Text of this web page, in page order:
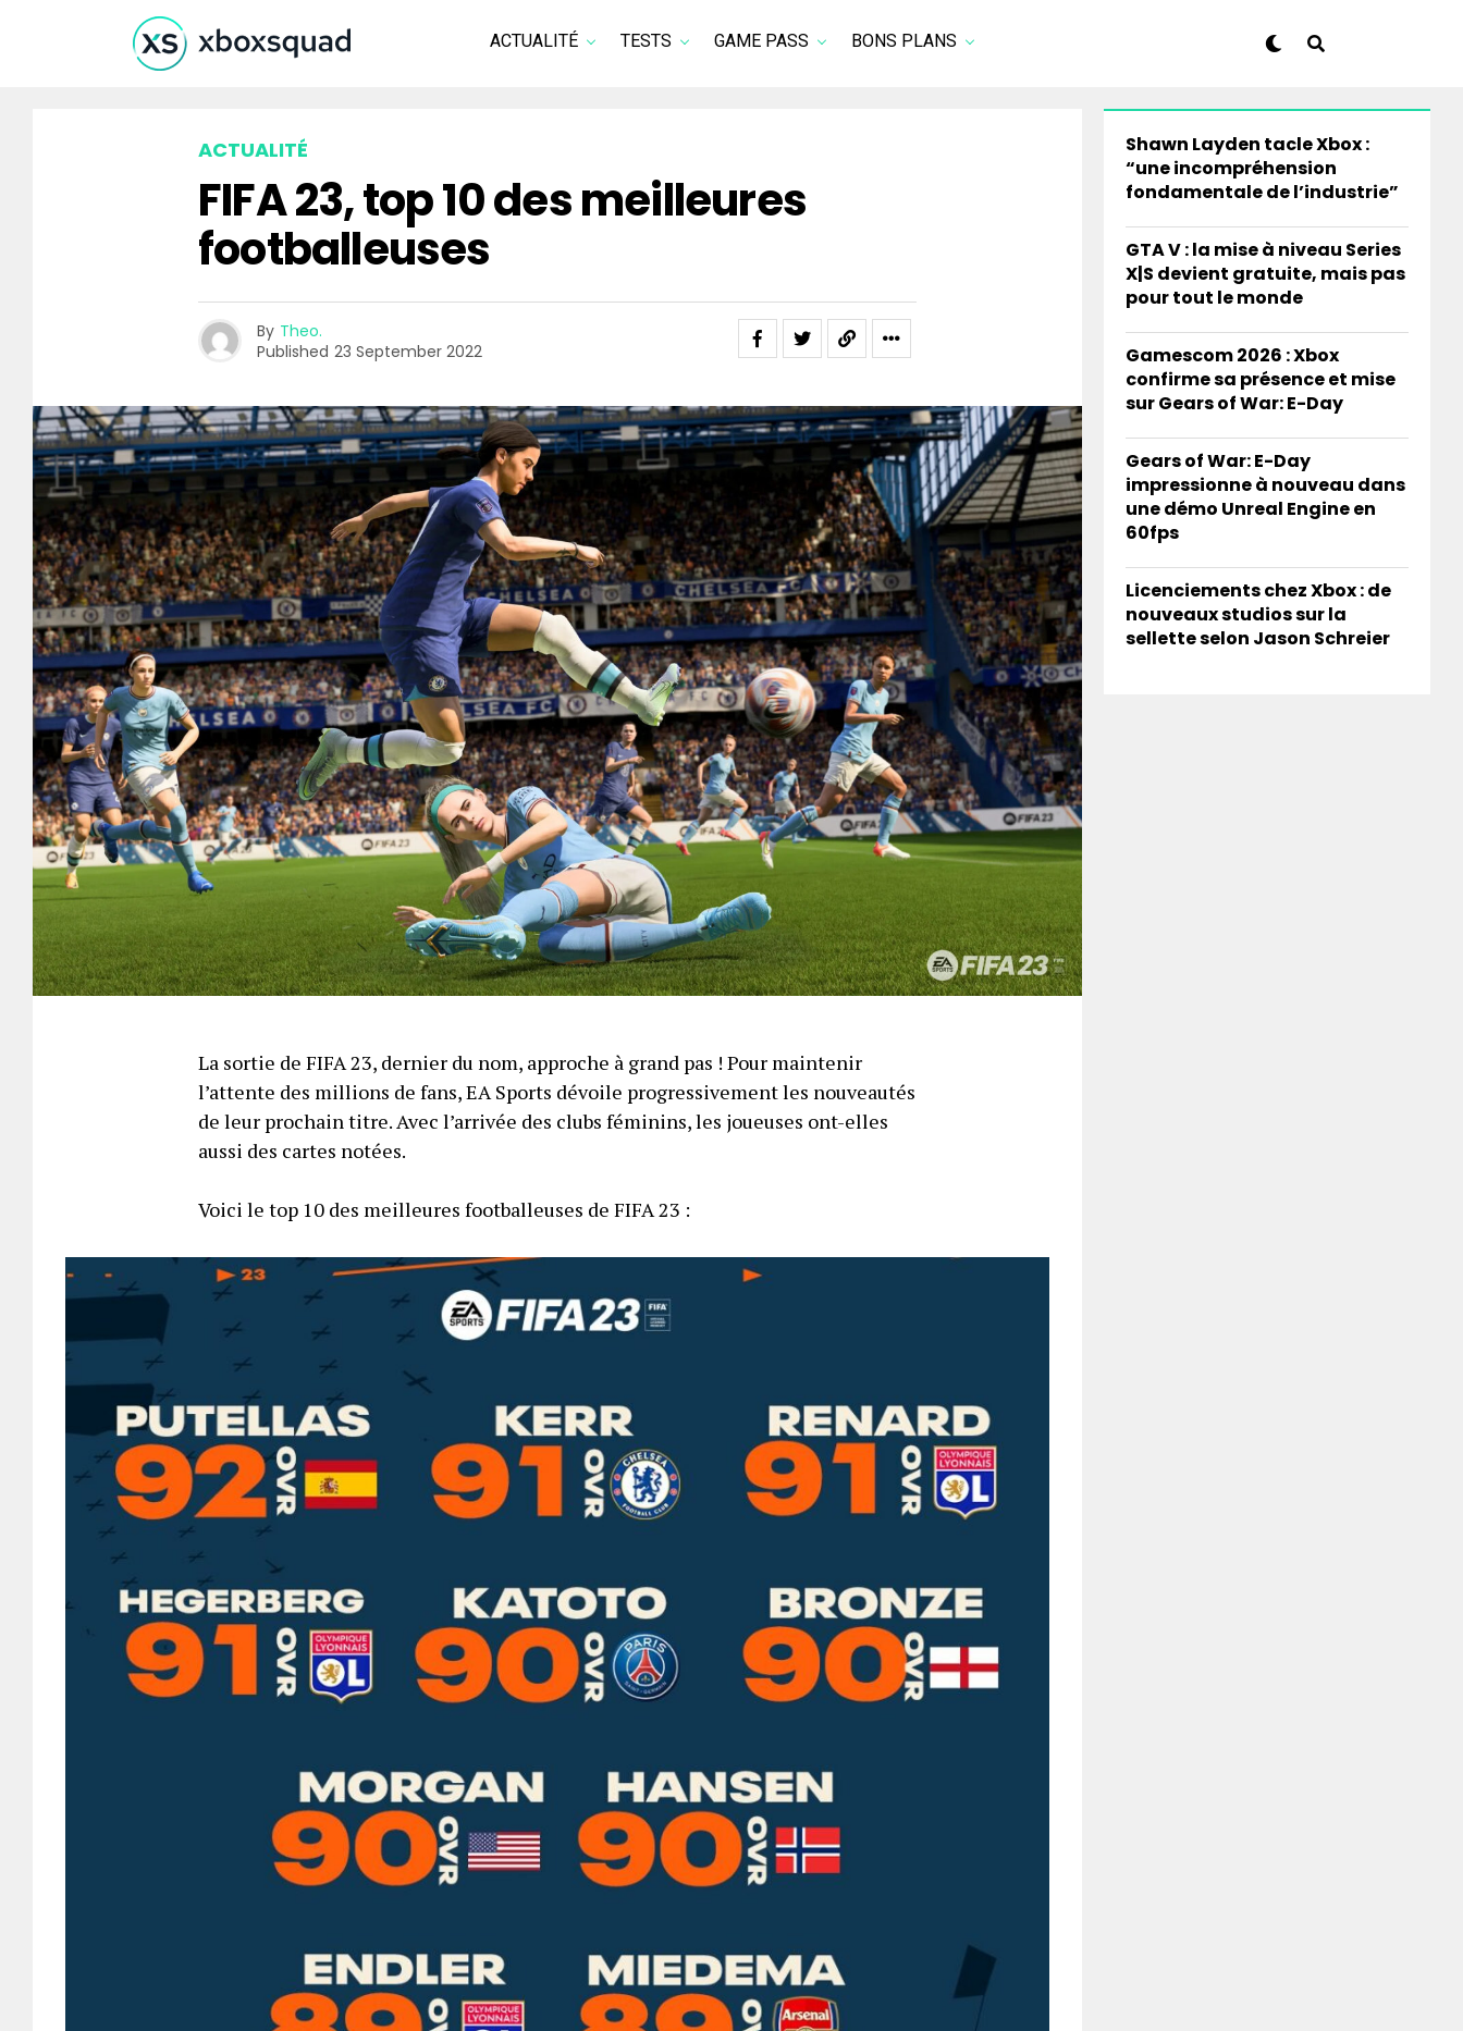
ACTUALITÉ TESTS GAME PASS BONS PLANS
ACTUALITÉ
FIFA 23, top 10 des meilleures
footballeuses
By Theo.
Published 23 September 2022
La sortie de FIFA 23, dernier du nom, approche à grand pas ! Pour maintenir
l’attente des millions de fans, EA Sports dévoile progressivement les nouveautés
de leur prochain titre. Avec l’arrivée des clubs féminins, les joueuses ont-elles
aussi des cartes notées.
Voici le top 10 des meilleures footballeuses de FIFA 23 :
Shawn Layden tacle Xbox :
“une incompréhension
fondamentale de l’industrie”
GTA V : la mise à niveau Series
X|S devient gratuite, mais pas
pour tout le monde
Gamescom 2026 : Xbox
confirme sa présence et mise
sur Gears of War: E-Day
Gears of War: E-Day
impressionne à nouveau dans
une démo Unreal Engine en
60fps
Licenciements chez Xbox : de
nouveaux studios sur la
sellette selon Jason Schreier